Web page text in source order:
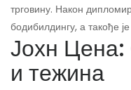
трговину. Након
бодибилдингу, а такође
Јохн Цена:
и тежина